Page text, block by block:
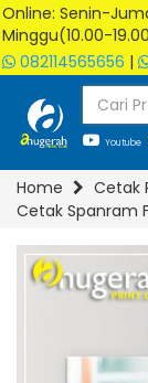
Online: Senin-
Minggu(10.00-
082114565656 |
Youtube
Home
Cetak
Cetak Spanram